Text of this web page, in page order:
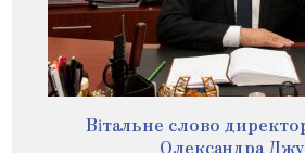
Вітальне слово
Олександра